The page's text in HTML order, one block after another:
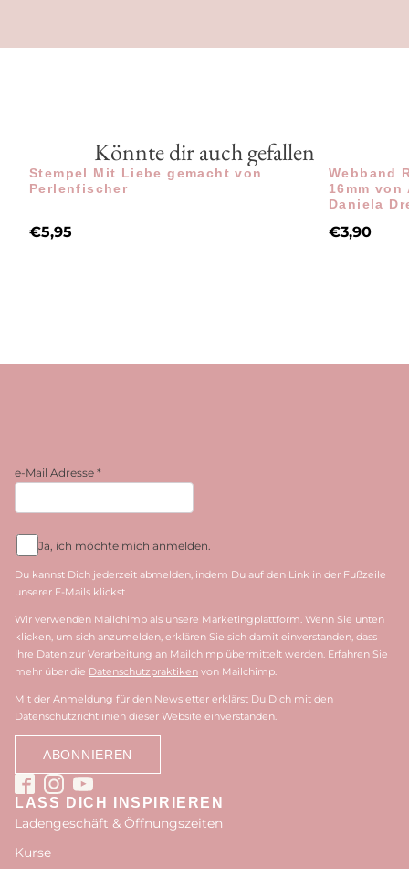
Könnte dir auch gefallen
Stempel Mit Liebe gemacht von
Perlenfischer
€5,95
Webband
16mm
Daniela
€3,90
e-Mail Adresse *
Ja, ich möchte mich anmelden.
Du kannst Dich jederzeit abmelden, indem Du auf den Link in der Fußzeile
unserer E-Mails klickst.
Wir verwenden Mailchimp als unsere Marketingplattform. Wenn Sie unten
klicken, um sich anzumelden, erklären Sie sich damit einverstanden, dass
Ihre Daten zur Verarbeitung an Mailchimp übermittelt werden. Erfahren Sie
mehr über die Datenschutzpraktiken von Mailchimp.
Mit der Anmeldung für den Newsletter erklärst Du Dich mit den
Datenschutzrichtlinien dieser Website einverstanden.
LASS DICH INSPIRIEREN
Ladengeschäft & Öffnungszeiten
Kurse